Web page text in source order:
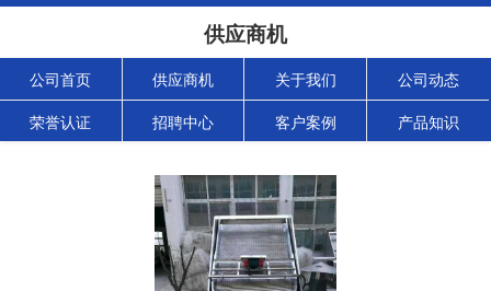
供应商机
公司首页 供应商机 关于我们 公司动态
荣誉认证 招聘中心 客户案例 产品知识